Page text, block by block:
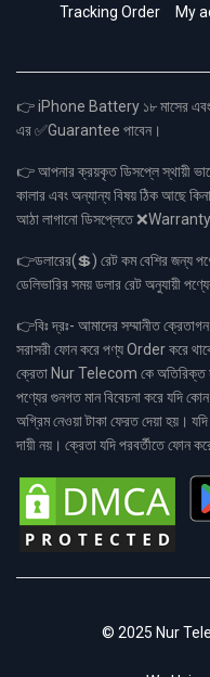
Tracking Order My
👉 iPhone Battery ১৮ মাসের এবং
এর ✅Guarantee পাবেন।
👉 আপনার ক্রয়কৃত ডিসপ্লে স্থায়ী
কালার এবং অন্যান্য বিষয় ঠিক আছে
আঠা লাগানো ডিসপ্লেতে ❌Warranty
👉ডলারের(💲) রেট কম বেশির জন্য
ডেলিভারির সময় ডলার রেট অনুযায়ী
👉বিঃ দ্রঃ- আমাদের সম্মানীত
সরাসরী ফোন করে পণ্য Order করে
ক্রেতা Nur Telecom কে অতিরিক্ত
পণ্যের গুনগত মান বিবেচনা করে যদি
অগ্রিম নেওয়া টাকা ফেরত দেয়া হয়।
দায়ী নয়। ক্রেতা যদি পরবর্তীতে ফোন
© 2025 Nur